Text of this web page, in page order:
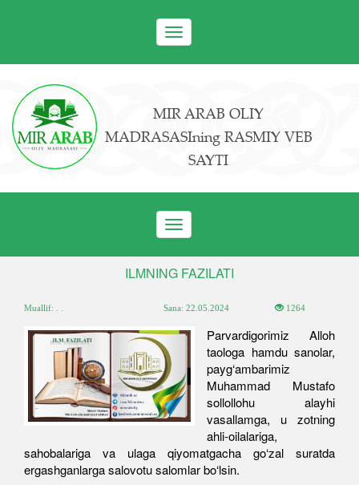
Toggle
navigation
MIR ARAB OLIY
MADRASASIning RASMIY VEB
SAYTI
Toggle
navigation
ILMNING FAZILATI
Muallif: . . Sana:22.05.2024 1264
Parvardigorimiz Alloh
taologa hamdu sanolar,
payg‘ambarimiz
Muhammad Mustafo
sollollohu alayhi
vasallamga, u zotning
ahli-oilalariga,
sahobalariga va ulaga qiyomatgacha go‘zal suratda
ergashganlarga salovotu salomlar bo‘lsin.